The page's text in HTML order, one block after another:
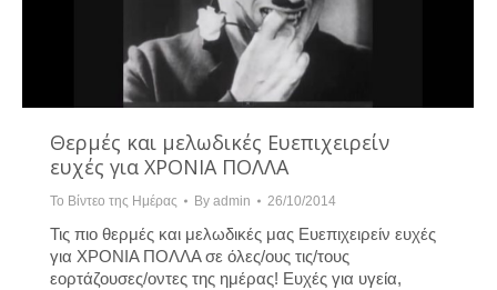
Θερμές και μελωδικές Ευεπιχειρείν
ευχές για ΧΡΟΝΙΑ ΠΟΛΛΑ
Το Βίντεο της Ημέρας By admin 26/10/2014
Τις πιο θερμές και μελωδικές μας Ευεπιχειρείν ευχές
για ΧΡΟΝΙΑ ΠΟΛΛΑ σε όλες/ους τις/τους
εορτάζουσες/οντες της ημέρας! Ευχές για υγεία,